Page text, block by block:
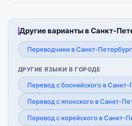
Другие варианты в Санкт-
Переводчики в Санкт-
ДРУГИЕ ЯЗЫКИ В ГОРОДЕ
Перевод с боснийского в Санкт-
Перевод с японского в Санкт-
Перевод с корейского в Санкт-